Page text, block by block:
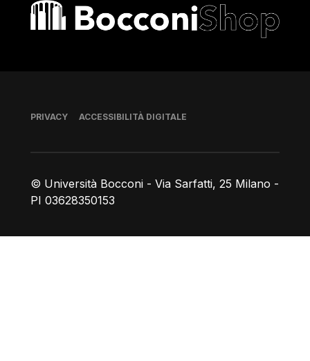
Bocconi shop
© Università Bocconi - Via Sarfatti, 25 Milano -
PI 03628350153
Piè di pagina
PRIVACY ACCESSIBILITÀ DIGITALE